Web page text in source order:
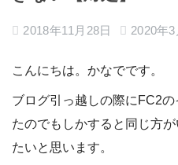
2018年11月28日 2020年3
こんにちは。かなでです。
ブログ引っ越しの際にFC2
たのでもしかすると同じ方
たいと思います。